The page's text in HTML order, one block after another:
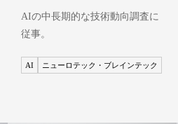
AIの中長期的な技術動向調査に
従事。
AI ニューロテック・ブレインテック